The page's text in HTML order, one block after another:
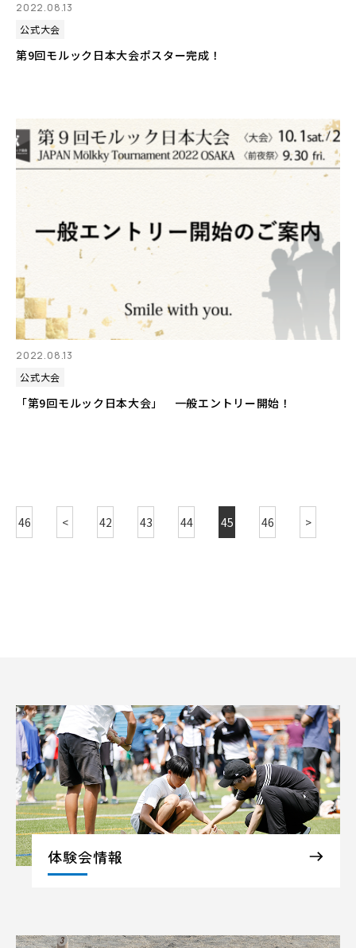
2022.08.13
公式大会
第9回モルック日本大会ポスター完成！
2022.08.13
公式大会
「第9回モルック日本大会」 一般エントリー開始！
46 < 42 43 44 45 46 >
体験会情報